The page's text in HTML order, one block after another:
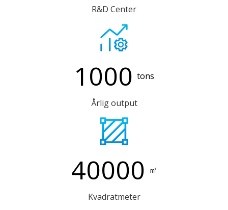
R&D Center
1000 tons
Årlig output
40000 ㎡
Kvadratmeter